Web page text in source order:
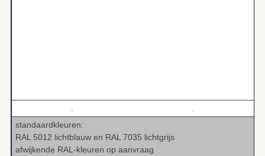
.
.
standaardkleuren:
RAL 5012 lichtblauw en RAL 7035 lichtgrijs
afwijkende RAL-kleuren op aanvraag